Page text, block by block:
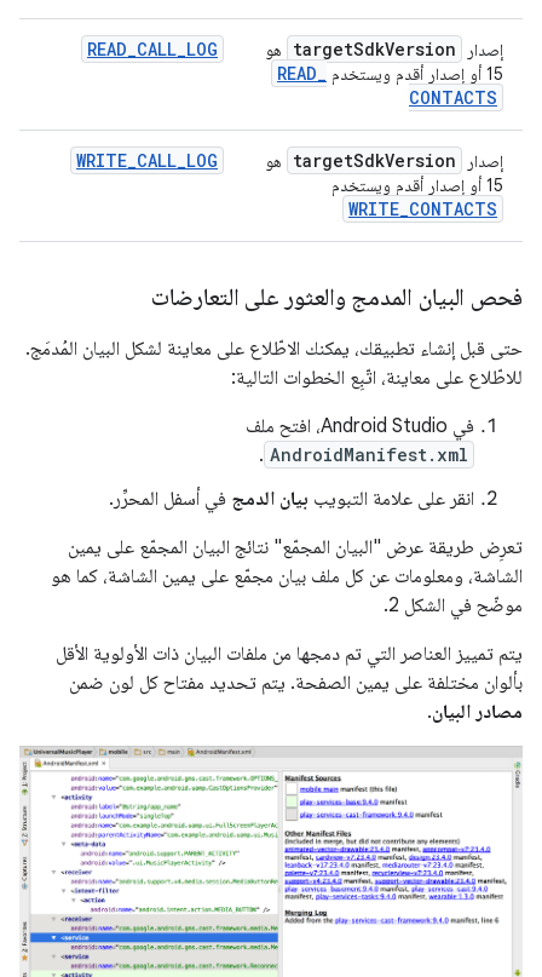
إصدار targetSdkVersion
هو
15 أو إصدار أقدم ويستخدم
READ_
CONTACTS
READ_CALL_LOG
إصدار targetSdkVersion
هو
15 أو إصدار أقدم ويستخدم
WRITE_CONTACTS
WRITE_CALL_LOG
فحص البيان المدمج والعثور على التعارضات
حتى قبل إنشاء تطبيقك، يمكنك الاطّلاع على معاينة لشكل البيان المُدمَج.
للاطّلاع على معاينة، اتّبِع الخطوات التالية:
في Android Studio، افتح ملف
AndroidManifest.xml
.
انقر على علامة التبويب بيان الدمج في أسفل المحرِّر.
تعرِض طريقة عرض "البيان المجمّع" نتائج البيان المجمّع على يمين
الشاشة، ومعلومات عن كل ملف بيان مجمّع على يمين الشاشة، كما هو
موضّح في الشكل 2.
يتم تمييز العناصر التي تم دمجها من ملفات البيان ذات الأولوية الأقل
بألوان مختلفة على يمين الصفحة. يتم تحديد مفتاح كل لون ضمن
مصادر البيان.